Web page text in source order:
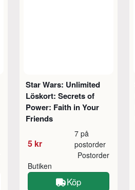
Star Wars: Unlimited
Löskort: Secrets of
Power: Faith in Your
Friends
5 kr
7 på
postorder
Butiken
Postorder
Köp